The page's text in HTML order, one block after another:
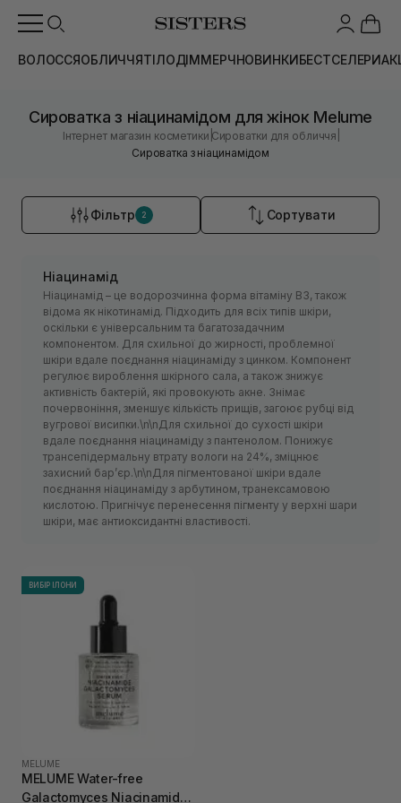
ВОЛОССЯОБЛИЧЧЯТІЛОДІММЕРЧНОВИНКИБЕСТСЕЛЕРИ
Сироватка з ніацинамідом для жінок Melume
Інтернет магазин косметики |Сироватки для обличчя
Сироватка з ніацинамідом
Фільтр 2 Сортувати
Ніацинамід
Ніацинамід – це водорозчинна форма вітаміну B3, також
відома як нікотинамід. Підходить для всіх типів шкіри,
оскільки є універсальним та багатозадачним
компонентом. Для схильної до жирності, проблемної
шкіри вдале поєднання ніацинаміду з цинком. Компонент
регулює вироблення шкірного сала, а також знижує
активність бактерій, які провокують акне. Знімає
почервоніння, зменшує кількість прищів, загоює рубці від
вугрової висипки.\n\nДля схильної до сухості шкіри
вдале поєднання ніацинаміду з пантенолом. Понижує
трансепідермальну втрату вологи на 24%, зміцнює
захисний барʼєр.\n\nДля пігментованої шкіри вдале
поєднання ніацинаміду з арбутином, транексамовою
кислотою. Пригнічує перенесення пігменту у верхні шари
шкіри, має антиоксидантні властивості.
ВИБІР ІЛОНИ
MELUME
MELUME Water-free
Galactomyces Niacinamide